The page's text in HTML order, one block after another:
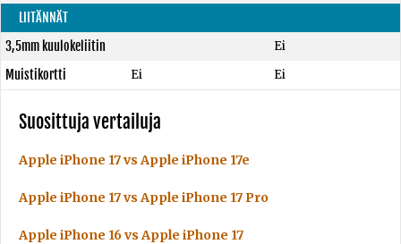
LIITÄNNÄT
3,5mm kuulokeliitin
Ei
Muistikortti
Ei Ei
Suosittuja vertailuja
Apple iPhone 17 vs Apple iPhone 17e
Apple iPhone 17 vs Apple iPhone 17 Pro
Apple iPhone 16 vs Apple iPhone 17